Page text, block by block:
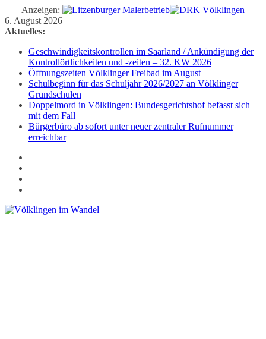
Anzeigen:
Zum
Inhalt
6. August 2026
Aktuelles:
Geschwindigkeitskontrollen im Saarland / Ankündigung der
Kontrollörtlichkeiten und -zeiten – 32. KW 2026
Öffnungszeiten Völklinger Freibad im August
Schulbeginn für das Schuljahr 2026/2027 an Völklinger
Grundschulen
Doppelmord in Völklingen: Bundesgerichtshof befasst sich
mit dem Fall
Bürgerbüro ab sofort unter neuer zentraler Rufnummer
erreichbar